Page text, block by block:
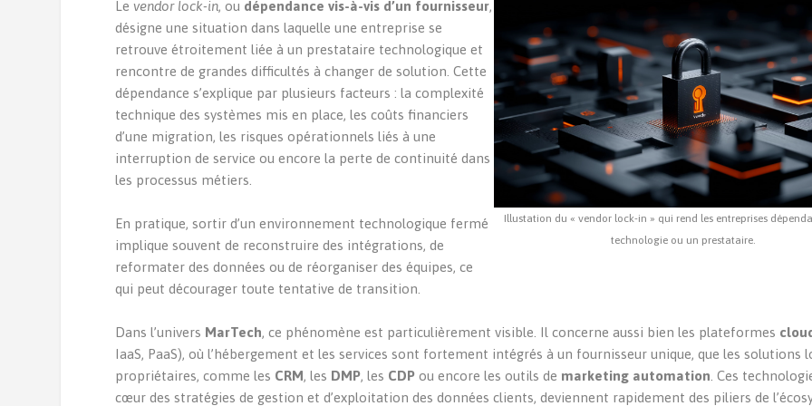
Levendor lock-in, ou dépendance vis-à-vis d’un fournisseur,
désigne une situation dans laquelle une entreprise se
retrouve étroitement liée à un prestataire technologique et
rencontre de grandes difficultés à changer de solution. Cette
dépendance s’explique par plusieurs facteurs : la complexité
technique des systèmes mis en place, les coûts financiers
d’une migration, les risques opérationnels liés à une
interruption de service ou encore la perte de continuité dans
les processus métiers.
En pratique, sortir d’un environnement technologique fermé
implique souvent de reconstruire des intégrations, de
reformater des données ou de réorganiser des équipes, ce
qui peut décourager toute tentative de transition.
Illustation du « vendor lock-in » qui rend les entreprises
technologie ou un prestataire.
Dans l’univers MarTech, ce phénomène est particulièrement visible. Il concerne aussi bien les plateformes
IaaS, PaaS), où l’hébergement et les services sont fortement intégrés à un fournisseur unique, que les solutions
propriétaires, comme les CRM, les DMP, les CDP ou encore les outils de marketing automation . Ces
cœur des stratégies de gestion et d’exploitation des données clients, deviennent rapidement des piliers de